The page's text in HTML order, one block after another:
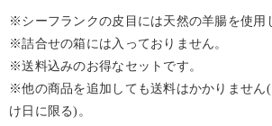
※シーフランクの皮目には天然の羊腸を使用
※詰合せの箱には入っておりません。
※送料込みのお得なセットです。
※他の商品を追加しても送料はかかりません
け日に限る)。